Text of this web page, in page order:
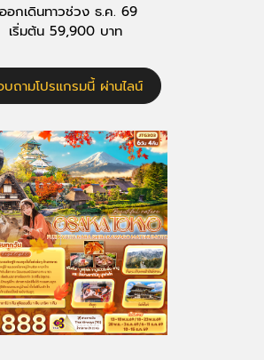
ออกเดินทาวช่วง ธ.ค. 69
เริ่มต้น 59,900 บาท
บถามโปรแกรมนี้ ผ่านไลน์